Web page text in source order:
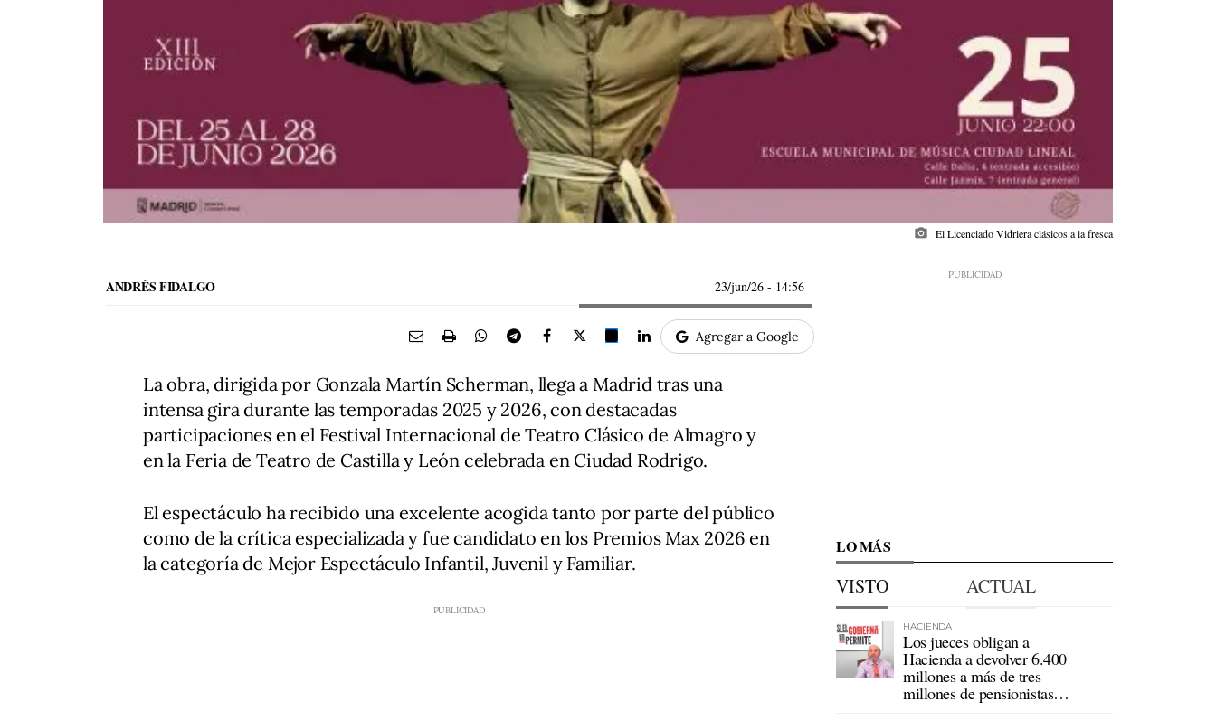
photo_camera El Licenciado Vidriera clásicos a la fresca
ANDRÉS FIDALGO 23/jun/26 - 14:56
Agregar a Google
La obra, dirigida por Gonzala Martín Scherman, llega a Madrid tras una
intensa gira durante las temporadas 2025 y 2026, con destacadas
participaciones en el Festival Internacional de Teatro Clásico de Almagro y
en la Feria de Teatro de Castilla y León celebrada en Ciudad Rodrigo.
El espectáculo ha recibido una excelente acogida tanto por parte del público
como de la crítica especializada y fue candidato en los Premios Max 2026 en
la categoría de Mejor Espectáculo Infantil, Juvenil y Familiar.
LO MÁS
VISTO ACTUAL
HACIENDA
Los jueces obligan a
Hacienda a devolver 6.400
millones a más de tres
millones de pensionistas